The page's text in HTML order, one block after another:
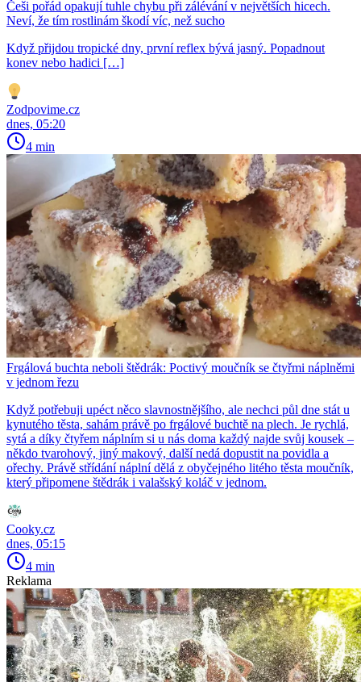
Češi pořád opakují tuhle chybu při zálévání v největších hicech.
Neví, že tím rostlinám škodí víc, než sucho
Když přijdou tropické dny, první reflex bývá jasný. Popadnout
konev nebo hadici […]
Zodpovime.cz
dnes, 05:20
4 min
Frgálová buchta neboli štědrák: Poctivý moučník se čtyřmi náplněmi
v jednom řezu
Když potřebuji upéct něco slavnostnějšího, ale nechci půl dne stát u
kynutého těsta, sahám právě po frgálové buchtě na plech. Je rychlá,
sytá a díky čtyřem náplním si u nás doma každý najde svůj kousek –
někdo tvarohový, jiný makový, další nedá dopustit na povidla a
ořechy. Právě střídání náplní dělá z obyčejného litého těsta moučník,
který připomene štědrák i valašský koláč v jednom.
Cooky.cz
dnes, 05:15
4 min
Reklama